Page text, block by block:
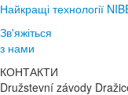
Найкращі технології
Зв'яжіться
з нами
КОНТАКТИ
Družstevní závody